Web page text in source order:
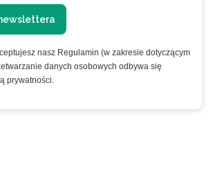
nasz Regulamin (w zakresie dotyczącym
danych osobowych odbywa się
prywatności.